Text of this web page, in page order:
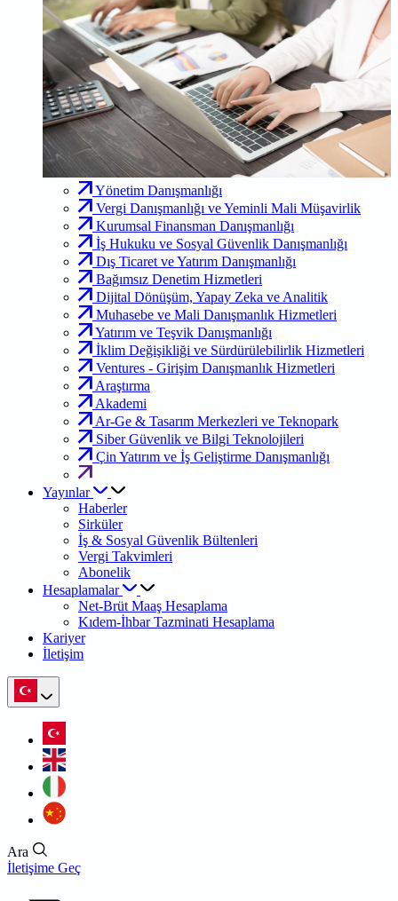
Yönetim Danışmanlığı
Vergi Danışmanlığı ve Yeminli Mali Müşavirlik
Kurumsal Finansman Danışmanlığı
İş Hukuku ve Sosyal Güvenlik Danışmanlığı
Dış Ticaret ve Yatırım Danışmanlığı
Bağımsız Denetim Hizmetleri
Dijital Dönüşüm, Yapay Zeka ve Analitik
Muhasebe ve Mali Danışmanlık Hizmetleri
Yatırım ve Teşvik Danışmanlığı
İklim Değişikliği ve Sürdürülebilirlik Hizmetleri
Ventures - Girişim Danışmanlık Hizmetleri
Araştırma
Akademi
Ar-Ge & Tasarım Merkezleri ve Teknopark
Siber Güvenlik ve Bilgi Teknolojileri
Çin Yatırım ve İş Geliştirme Danışmanlığı
Yayınlar
Haberler
Sirküler
İş & Sosyal Güvenlik Bültenleri
Vergi Takvimleri
Abonelik
Hesaplamalar
Net-Brüt Maaş Hesaplama
Kıdem-İhbar Tazminati Hesaplama
Kariyer
İletişim
Ara
İletişime Geç